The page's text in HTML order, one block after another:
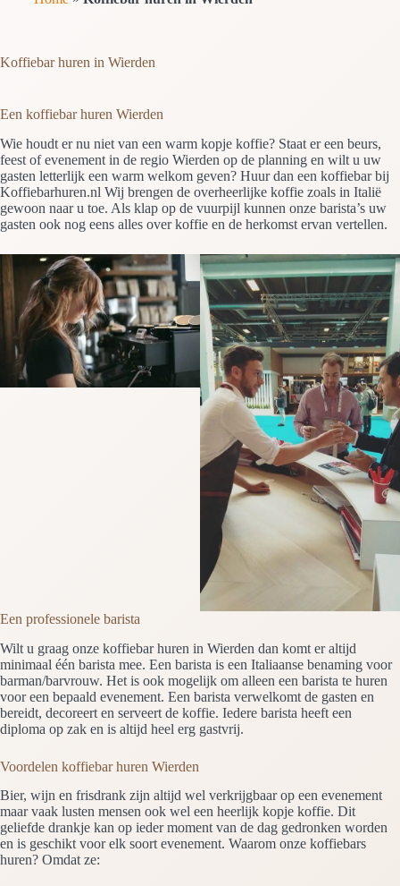
Koffiebar huren in Wierden
Een koffiebar huren Wierden
Wie houdt er nu niet van een warm kopje koffie? Staat er een beurs,
feest of evenement in de regio Wierden op de planning en wilt u uw
gasten letterlijk een warm welkom geven? Huur dan een koffiebar bij
Koffiebarhuren.nl Wij brengen de overheerlijke koffie zoals in Italië
gewoon naar u toe. Als klap op de vuurpijl kunnen onze barista’s uw
gasten ook nog eens alles over koffie en de herkomst ervan vertellen.
Een professionele barista
Wilt u graag onze koffiebar huren in Wierden dan komt er altijd
minimaal één barista mee. Een barista is een Italiaanse benaming voor
barman/barvrouw. Het is ook mogelijk om alleen een barista te huren
voor een bepaald evenement. Een barista verwelkomt de gasten en
bereidt, decoreert en serveert de koffie. Iedere barista heeft een
diploma op zak en is altijd heel erg gastvrij.
Voordelen koffiebar huren Wierden
Bier, wijn en frisdrank zijn altijd wel verkrijgbaar op een evenement
maar vaak lusten mensen ook wel een heerlijk kopje koffie. Dit
geliefde drankje kan op ieder moment van de dag gedronken worden
en is geschikt voor elk soort evenement. Waarom onze koffiebars
huren? Omdat ze: